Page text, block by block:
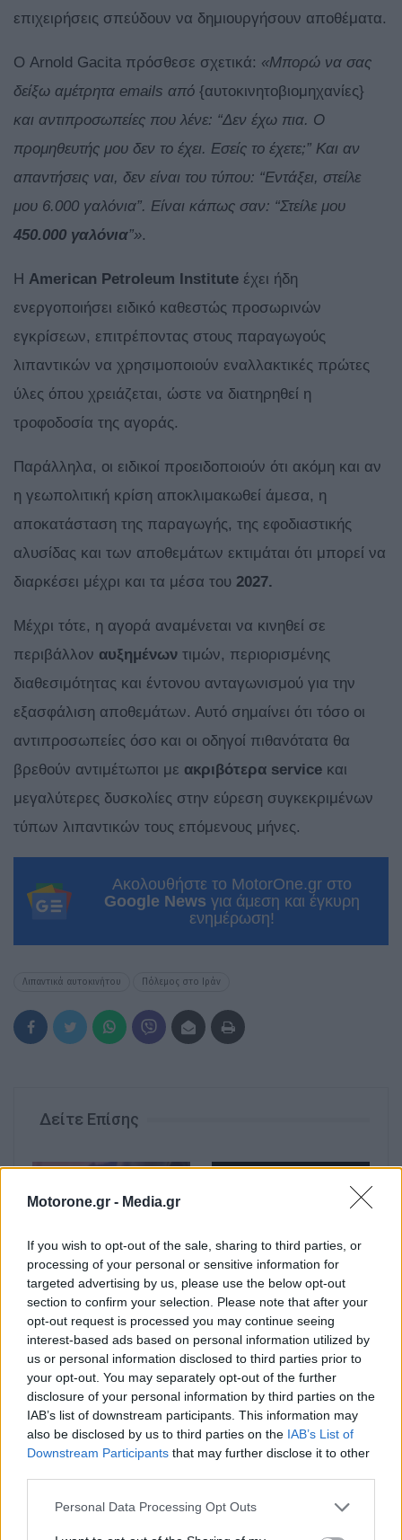
Motorone.gr - Media.gr
If you wish to opt-out of the sale, sharing to third parties, or
processing of your personal or sensitive information for
targeted advertising by us, please use the below opt-out
section to confirm your selection. Please note that after your
opt-out request is processed you may continue seeing
interest-based ads based on personal information utilized by
us or personal information disclosed to third parties prior to
your opt-out. You may separately opt-out of the further
disclosure of your personal information by third parties on the
IAB’s list of downstream participants. This information may
also be disclosed by us to third parties on the IAB’s List of
Downstream Participants that may further disclose it to other
Personal Data Processing Opt Outs
επιχειρήσεις σπεύδουν να δημιουργήσουν αποθέματα.
Ο Arnold Gacita πρόσθεσε σχετικά: «Μπορώ να σας
δείξω αμέτρητα emails από {αυτοκινητοβιομηχανίες}
και αντιπροσωπείες που λένε: “Δεν έχω πια. Ο
προμηθευτής μου δεν το έχει. Εσείς το έχετε;” Και αν
απαντήσεις ναι, δεν είναι του τύπου: “Εντάξει, στείλε
μου 6.000 γαλόνια”. Είναι κάπως σαν: “Στείλε μου
450.000 γαλόνια”».
Η American Petroleum Institute έχει ήδη
ενεργοποιήσει ειδικό καθεστώς προσωρινών
εγκρίσεων, επιτρέποντας στους παραγωγούς
λιπαντικών να χρησιμοποιούν εναλλακτικές πρώτες
ύλες όπου χρειάζεται, ώστε να διατηρηθεί η
τροφοδοσία της αγοράς.
Παράλληλα, οι ειδικοί προειδοποιούν ότι ακόμη και αν
η γεωπολιτική κρίση αποκλιμακωθεί άμεσα, η
αποκατάσταση της παραγωγής, της εφοδιαστικής
αλυσίδας και των αποθεμάτων εκτιμάται ότι μπορεί να
διαρκέσει μέχρι και τα μέσα του 2027.
Μέχρι τότε, η αγορά αναμένεται να κινηθεί σε
περιβάλλον αυξημένων τιμών, περιορισμένης
διαθεσιμότητας και έντονου ανταγωνισμού για την
εξασφάλιση αποθεμάτων. Αυτό σημαίνει ότι τόσο οι
αντιπροσωπείες όσο και οι οδηγοί πιθανότατα θα
βρεθούν αντιμέτωποι με ακριβότερα service και
μεγαλύτερες δυσκολίες στην εύρεση συγκεκριμένων
τύπων λιπαντικών τους επόμενους μήνες.
Ακολουθήστε το MotorOne.gr στο
Google News για άμεση και έγκυρη
ενημέρωση!
Λιπαντικά αυτοκινήτου Πόλεμος στο Ιράν
Δείτε Επίσης
Ο Alain Favey
αποκλειστικά στα Auto
Express / MotorOne:
«Δεν θα υπάρξει άλλο
GTi αν…
Bentley Torcal: Αν και
ηλεκτρική, θα
ακούγεται σαν να έχει
V8 κινητήρα